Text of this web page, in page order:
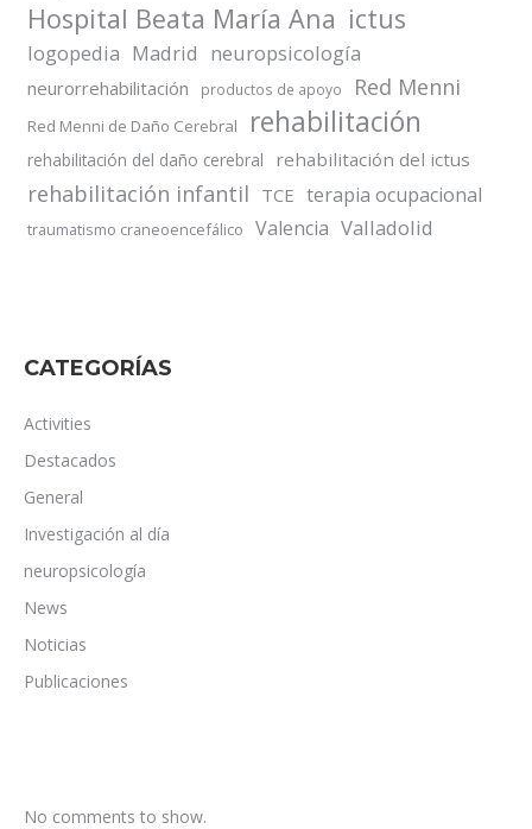
Hospital Beata María Ana ictus
logopedia Madrid neuropsicología
neurorrehabilitación productos de apoyo Red Menni
Red Menni de Daño Cerebral rehabilitación
rehabilitación del daño cerebral rehabilitación del ictus
rehabilitación infantil TCE terapia ocupacional
traumatismo craneoencefálico Valencia Valladolid
CATEGORÍAS
Activities
Destacados
General
Investigación al día
neuropsicología
News
Noticias
Publicaciones
No comments to show.